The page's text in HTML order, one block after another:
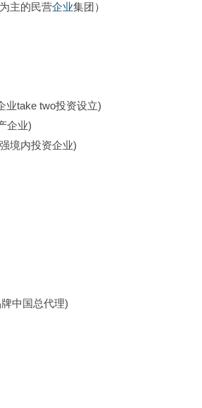
主的民营企业集团）
业take two投资设立)
企业)
境内投资企业)
中国总代理)